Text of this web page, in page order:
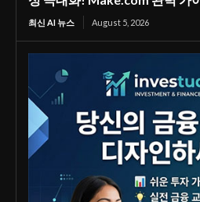
최신 AI 뉴스 August 5, 2026